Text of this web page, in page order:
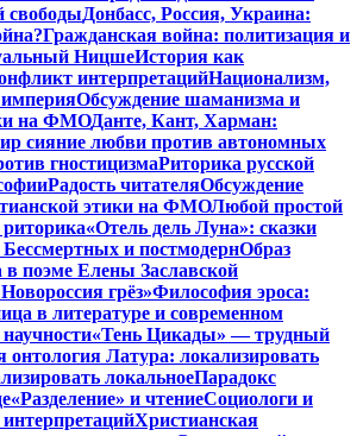
свободыДонбасс, Россия, Украина:
Гражданская война: политизация и
НицшеИстория как
интерпретацийНационализм,
Обсуждение шаманизма и
на ФМОДанте, Кант, Харман:
сияние любви против автономных
гностицизмаРиторика русской
Радость читателяОбсуждение
этики на ФМОЛюбой простой
«Отель дель Луна»: сказки
Бессмертных и постмодернОбраз
в поэме Елены Заславской
грёз»Философия эроса:
в литературе и современном
«Тень Цикады» — трудный
онтология Латура: локализировать
локальноеПарадокс
«Разделение» и чтениеСоциологи и
Христианская